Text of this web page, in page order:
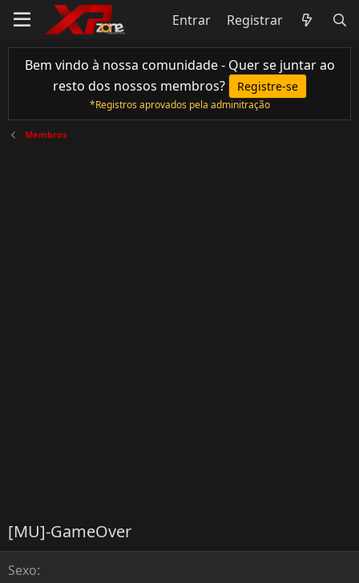
Entrar Registrar
Bem vindo à nossa comunidade - Quer se juntar ao
resto dos nossos membros?
Registre-se
*Registros aprovados pela adminitração
Membros
[MU]-GameOver
Sexo